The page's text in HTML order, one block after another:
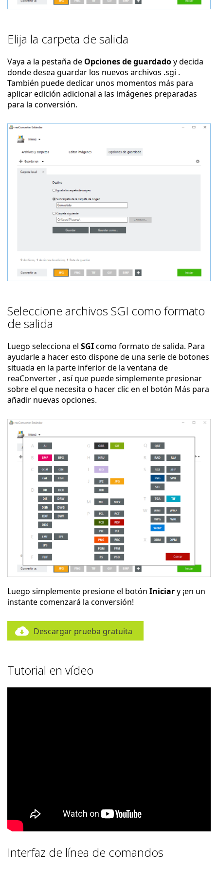
Elija la carpeta de salida
Vaya a la pestaña de Opciones de guardadoy decida
donde desea guardar los nuevos archivos .sgi .
También puede dedicar unos momentos más para
aplicar edición adicional a las imágenes preparadas
para la conversión.
Seleccione archivos SGI como formato
de salida
Luego selecciona el SGIcomo formato de salida. Para
ayudarle a hacer esto dispone de una serie de botones
situada en la parte inferior de la ventana de
reaConverter , así que puede simplemente presionar
sobre el que necesita o hacer clic en el botón Más para
añadir nuevas opciones.
Luego simplemente presione el botón Iniciary ¡en un
instante comenzará la conversión!
Descargar prueba gratuita
Tutorial en vídeo
Interfaz de línea de comandos